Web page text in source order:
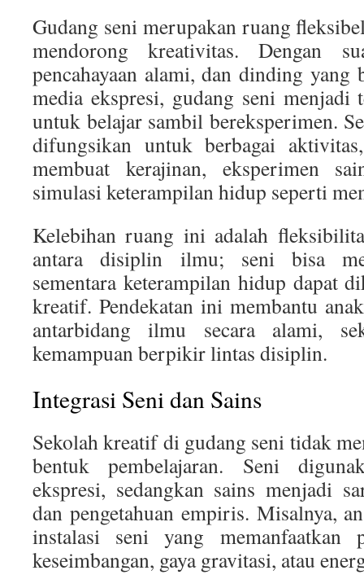
Gudang seni merupakan ruang
mendorong kreativitas. Dengan
pencahayaan alami, dan dinding yang
media ekspresi, gudang seni menjadi
untuk belajar sambil bereksperimen.
difungsikan untuk berbagai
membuat kerajinan, eksperimen
simulasi keterampilan hidup seperti
Kelebihan ruang ini adalah
antara disiplin ilmu; seni bisa
sementara keterampilan hidup dapat
kreatif. Pendekatan ini membantu
antarbidang ilmu secara alami,
kemampuan berpikir lintas disiplin.
Integrasi Seni dan Sains
Sekolah kreatif di gudang seni tidak
bentuk pembelajaran. Seni
ekspresi, sedangkan sains menjadi
dan pengetahuan empiris. Misalnya,
instalasi seni yang memanfaatkan
keseimbangan, gaya gravitasi, atau